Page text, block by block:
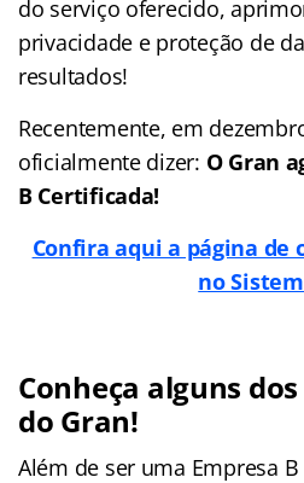
do serviço oferecido,
privacidade e proteção de
resultados!
Recentemente, em
oficialmente dizer: O Gran
B Certificada!
Confira aqui a página de
no
Conheça alguns
do Gran!
Além de ser uma Empresa